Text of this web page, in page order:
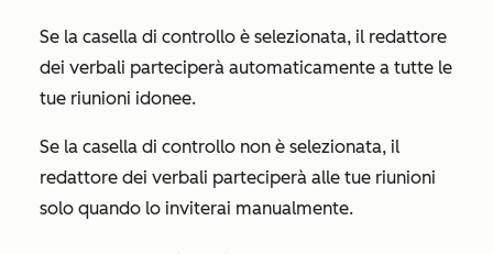
Se la casella di controllo è selezionata, il redattore
dei verbali parteciperà automaticamente a tutte le
tue riunioni idonee.
Se la casella di controllo non è selezionata, il
redattore dei verbali parteciperà alle tue riunioni
solo quando lo inviterai manualmente.